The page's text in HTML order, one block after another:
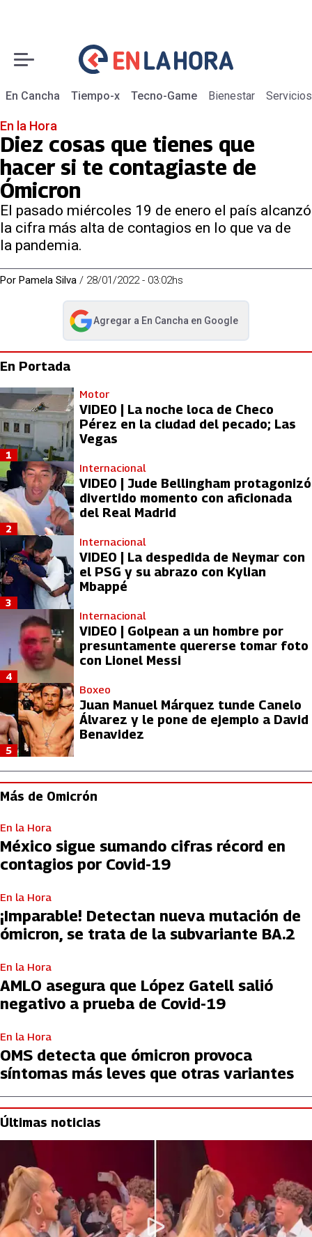
En Cancha Tiempo-x Tecno-Game Bienestar Servicios
En la Hora
Diez cosas que tienes que
hacer si te contagiaste de
Ómicron
El pasado miércoles 19 de enero el país alcanzó
la cifra más alta de contagios en lo que va de
la pandemia.
Por Pamela Silva / 28/01/2022 - 03:02hs
Agregar a En Cancha en Google
abre en nueva pestaña
En Portada
Motor
VIDEO | La noche loca de Checo
Pérez en la ciudad del pecado; Las
Vegas
1
Internacional
VIDEO | Jude Bellingham protagonizó
divertido momento con aficionada
del Real Madrid
2
Internacional
VIDEO | La despedida de Neymar con
el PSG y su abrazo con Kylian
Mbappé
3
Internacional
VIDEO | Golpean a un hombre por
presuntamente quererse tomar foto
con Lionel Messi
4
Boxeo
Juan Manuel Márquez tunde Canelo
Álvarez y le pone de ejemplo a David
Benavidez
5
Más de Omicrón
En la Hora
México sigue sumando cifras récord en
contagios por Covid-19
En la Hora
¡Imparable! Detectan nueva mutación de
ómicron, se trata de la subvariante BA.2
En la Hora
AMLO asegura que López Gatell salió
negativo a prueba de Covid-19
En la Hora
OMS detecta que ómicron provoca
síntomas más leves que otras variantes
Últimas noticias